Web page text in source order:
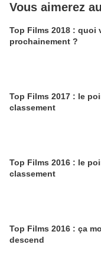
Vous aimerez
Top Films 2018 : quoi
prochainement ?
Top Films 2017 : le
classement
Top Films 2016 : le
classement
Top Films 2016 : ça
descend